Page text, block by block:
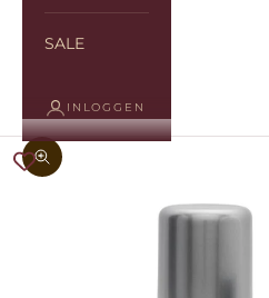
SALE
INLOGGEN
In-/uitzoomen